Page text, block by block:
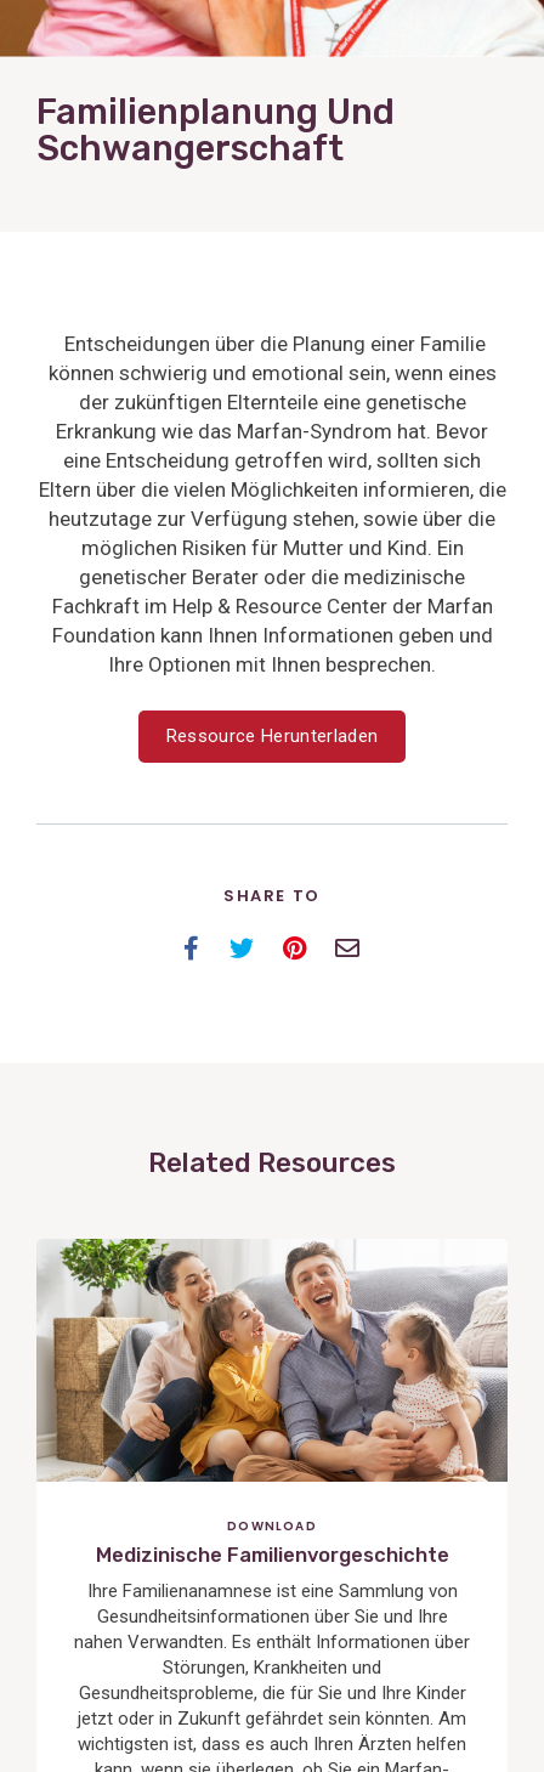
Familienplanung Und
Schwangerschaft
Entscheidungen über die Planung einer Familie
können schwierig und emotional sein, wenn eines
der zukünftigen Elternteile eine genetische
Erkrankung wie das Marfan-Syndrom hat. Bevor
eine Entscheidung getroffen wird, sollten sich
Eltern über die vielen Möglichkeiten informieren, die
heutzutage zur Verfügung stehen, sowie über die
möglichen Risiken für Mutter und Kind. Ein
genetischer Berater oder die medizinische
Fachkraft im Help & Resource Center der Marfan
Foundation kann Ihnen Informationen geben und
Ihre Optionen mit Ihnen besprechen.
Ressource Herunterladen
SHARE TO
Facebook
TwitterPinterestEmail
Related Resources
View
Post
DOWNLOAD
Medizinische Familienvorgeschichte
Ihre Familienanamnese ist eine Sammlung von
Gesundheitsinformationen über Sie und Ihre
nahen Verwandten. Es enthält Informationen über
Störungen, Krankheiten und
Gesundheitsprobleme, die für Sie und Ihre Kinder
jetzt oder in Zukunft gefährdet sein könnten. Am
wichtigsten ist, dass es auch Ihren Ärzten helfen